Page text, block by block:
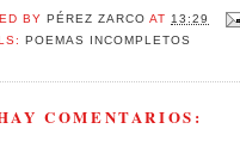
BY PÉREZ ZARCO AT13:29
POEMAS INCOMPLETOS
COMENTARIOS: